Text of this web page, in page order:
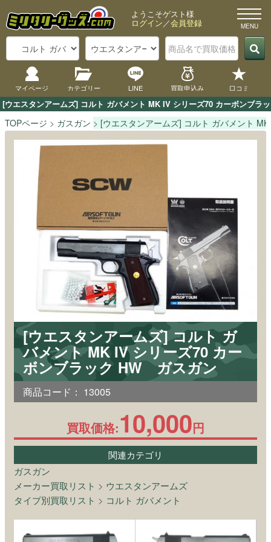
[ウエスタンアームズ] コルト ガバメント MK IV シリーズ70 カーボンブラ
ようこそゲスト様
ログイン／会員登録
マイページ カテゴリー LINE 買取申込み 口コミ
TOPページ ガスガン [ウエスタンアームズ] コルト ガバメント
[ウエスタンアームズ] コルト ガ
バメント MK IV シリーズ70 カー
ボンブラック HW ガスガン
商品コード： 13005
買取価格:10,000円
関連カテゴリ
ガスガン
メーカー買取リスト > ウエスタンアームズ
タイプ別買取リスト > コルト ガバメント